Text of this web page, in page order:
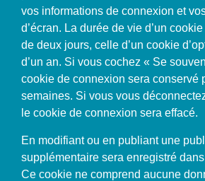
vos informations de connexion et
d’écran. La durée de vie d’un
de deux jours, celle d’un cookie
d’un an. Si vous cochez « Se
cookie de connexion sera conservé
semaines. Si vous vous
le cookie de connexion sera effacé.
En modifiant ou en publiant une
supplémentaire sera enregistré
Ce cookie ne comprend aucune